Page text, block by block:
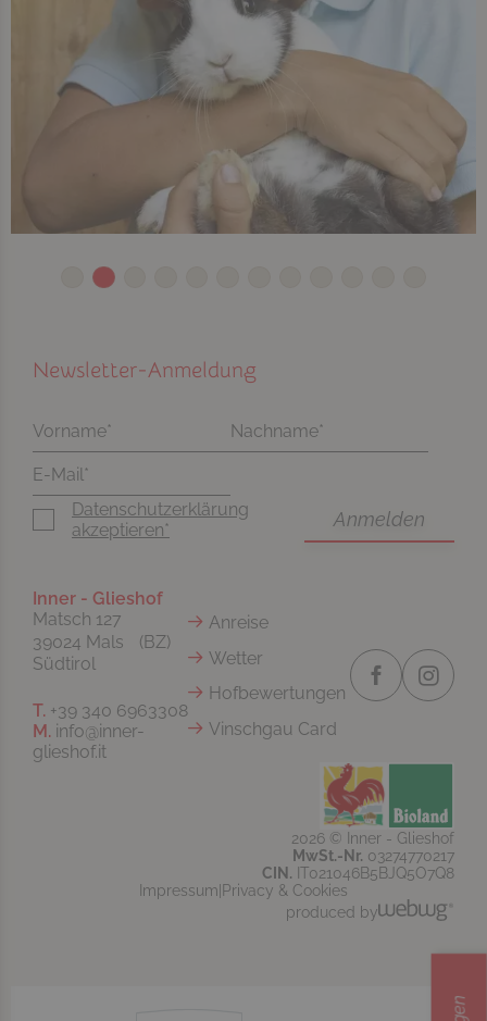
Inner - Glieshof
Matsch 127
39024 Mals (BZ)
Südtirol
T. +39 340 6963308
M. info@inner-
glieshof.it
Anreise
Wetter
Hofbewertungen
Vinschgau Card
Newsletter-Anmeldung
Datenschutzerklärung
akzeptieren*
2026 © Inner - Glieshof
MwSt.-Nr. 03274770217
CIN. IT021046B5BJQ5O7Q8
Impressum Privacy & Cookies
produced by